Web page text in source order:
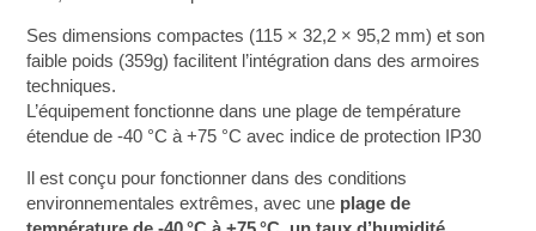
Ses dimensions compactes (115 × 32,2 × 95,2 mm) et son
faible poids (359g) facilitent l’intégration dans des armoires
techniques.
L’équipement fonctionne dans une plage de température
étendue de ‑40 °C à +75 °C avec indice de protection IP30
Il est conçu pour fonctionner dans des conditions
environnementales extrêmes, avec une plage de